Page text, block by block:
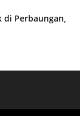
Perbaungan,